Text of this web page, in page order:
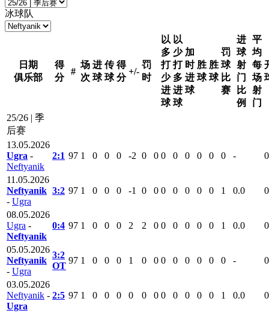
冰球队
日期
俱乐部
得
分
#
场
次
进
球
传
球
得
分
+/-
罚
时
以
多
打
少
进
球
以
少
打
多
进
球
加
时
进
球
胜
球
胜
球
罚
球
比
赛
进
球
射
门
比
例
平
均
每
场
射
门
25/26 | 季
后赛
13.05.2026
Ugra -
Neftyanik
2:1 97 1 0 0 0 -2 0 0 0 0 0 0 0 0 - 0
11.05.2026
Neftyanik
- Ugra
3:2 97 1 0 0 0 -1 0 0 0 0 0 0 0 1 0.0 0
08.05.2026
Ugra -
Neftyanik
0:4 97 1 0 0 0 2 2 0 0 0 0 0 0 1 0.0 0
05.05.2026
Neftyanik
- Ugra
3:2
ОТ
97 1 0 0 0 1 0 0 0 0 0 0 0 0 - 0
03.05.2026
Neftyanik -
Ugra
2:5 97 1 0 0 0 0 0 0 0 0 0 0 0 1 0.0 0